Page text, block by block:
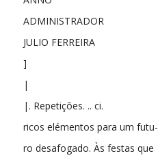
ADMINISTRADOR
JULIO FERREIRA
]
|
|. Repetições. .. ci.
ricos elémentos para um futu-
ro desafogado. Às festas que